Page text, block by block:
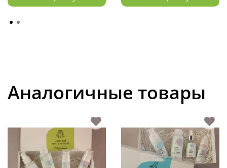
Аналогичные товары